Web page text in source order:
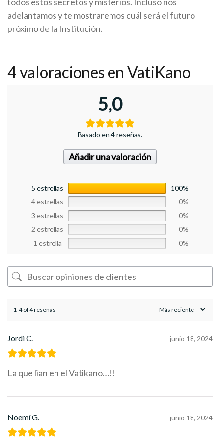
adelantamos y te mostraremos cuál será el futuro
próximo de la Institución.
4 valoraciones en VatiKano
5,0
Basado en 4 reseñas.
Añadir una valoración
5 estrellas
100%
4 estrellas
0%
3 estrellas
0%
2 estrellas
0%
1 estrella
0%
1-4 of 4 reseñas
Jordi C. junio 18, 2024
La que lian en el Vatikano…!!
Noemí G. junio 18, 2024